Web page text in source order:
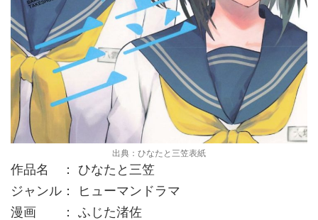
出典：ひなたと三笠表紙
作品名 ： ひなたと三笠
ジャンル： ヒューマンドラマ
漫画 ： ふじた渚佐